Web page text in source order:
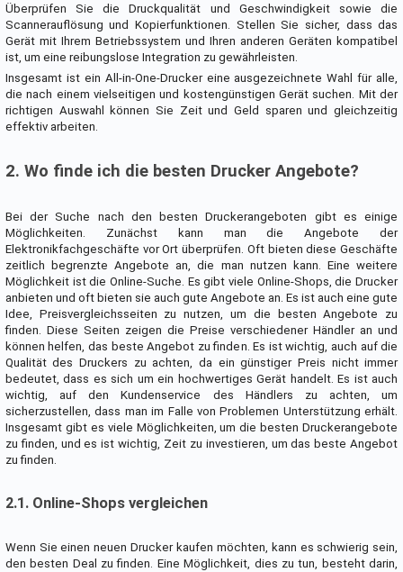
Überprüfen Sie die Druckqualität und Geschwindigkeit sowie die
Scannerauflösung und Kopierfunktionen. Stellen Sie sicher, dass das
Gerät mit Ihrem Betriebssystem und Ihren anderen Geräten kompatibel
ist, um eine reibungslose Integration zu gewährleisten.
Insgesamt ist ein All-in-One-Drucker eine ausgezeichnete Wahl für alle,
die nach einem vielseitigen und kostengünstigen Gerät suchen. Mit der
richtigen Auswahl können Sie Zeit und Geld sparen und gleichzeitig
effektiv arbeiten.
2. Wo finde ich die besten Drucker Angebote?
Bei der Suche nach den besten Druckerangeboten gibt es einige
Möglichkeiten. Zunächst kann man die Angebote der
Elektronikfachgeschäfte vor Ort überprüfen. Oft bieten diese Geschäfte
zeitlich begrenzte Angebote an, die man nutzen kann. Eine weitere
Möglichkeit ist die Online-Suche. Es gibt viele Online-Shops, die Drucker
anbieten und oft bieten sie auch gute Angebote an. Es ist auch eine gute
Idee, Preisvergleichsseiten zu nutzen, um die besten Angebote zu
finden. Diese Seiten zeigen die Preise verschiedener Händler an und
können helfen, das beste Angebot zu finden. Es ist wichtig, auch auf die
Qualität des Druckers zu achten, da ein günstiger Preis nicht immer
bedeutet, dass es sich um ein hochwertiges Gerät handelt. Es ist auch
wichtig, auf den Kundenservice des Händlers zu achten, um
sicherzustellen, dass man im Falle von Problemen Unterstützung erhält.
Insgesamt gibt es viele Möglichkeiten, um die besten Druckerangebote
zu finden, und es ist wichtig, Zeit zu investieren, um das beste Angebot
zu finden.
2.1. Online-Shops vergleichen
Wenn Sie einen neuen Drucker kaufen möchten, kann es schwierig sein,
den besten Deal zu finden. Eine Möglichkeit, dies zu tun, besteht darin,